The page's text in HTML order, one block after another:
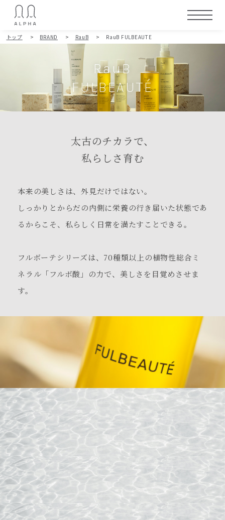
トップ > BRAND > RauB > RauB FULBEAUTE
RauB
FULBEAUTÉ
太古のチカラで、
私らしさ育む
本来の美しさは、外見だけではない。
しっかりとからだの内側に栄養の行き届いた状態であ
るからこそ、 私らしく日常を満たすことできる。
フルボーテシリーズは、 70種類以上の植物性総合ミ
ネラル「フルボ酸」の力で、 美しさを目覚めさせま
す。